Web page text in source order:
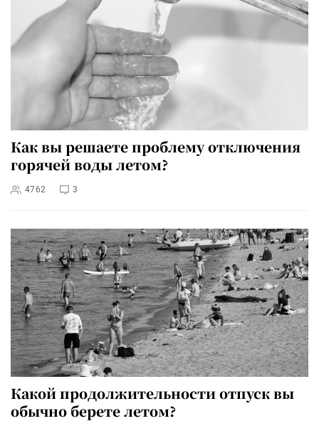
Как вы решаете проблему отключения
горячей воды летом?
4762 3
Какой продолжительности отпуск вы
обычно берете летом?